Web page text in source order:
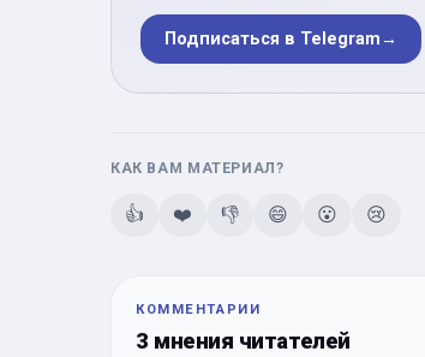
Подписаться в Telegram→
КАК ВАМ МАТЕРИАЛ?
👍 ❤️ 👎 😄 😮 😢
КОММЕНТАРИИ
3 мнения читателей